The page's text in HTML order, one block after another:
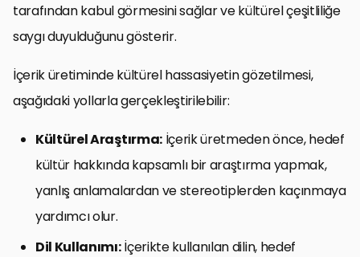
tarafından kabul görmesini sağlar ve kültürel çeşitliliğe
saygı duyulduğunu gösterir.
İçerik üretiminde kültürel hassasiyetin gözetilmesi,
aşağıdaki yollarla gerçekleştirilebilir:
Kültürel Araştırma:İçerik üretmeden önce, hedef
kültür hakkında kapsamlı bir araştırma yapmak,
yanlış anlamalardan ve stereotiplerden kaçınmaya
yardımcı olur.
Dil Kullanımı:İçerikte kullanılan dilin, hedef